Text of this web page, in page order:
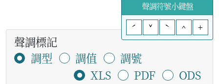
聲調符號小鍵盤
ˊ
ˇ ˋ ^ +
聲調標記
調型
調值
調號
XLS
PDF
ODS